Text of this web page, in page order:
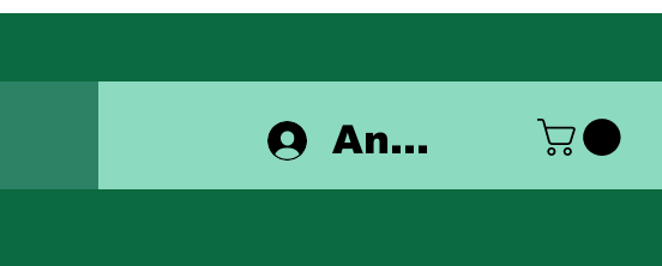
Anmelden